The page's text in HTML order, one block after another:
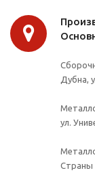
Дубна,
ул.
Страны